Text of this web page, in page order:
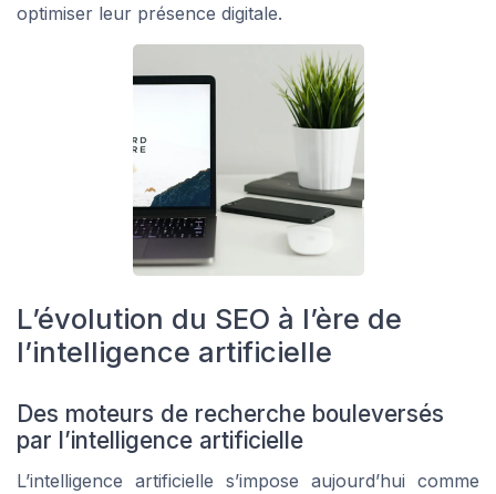
optimiser leur présence digitale.
L’évolution du SEO à l’ère de
l’intelligence artificielle
Des moteurs de recherche bouleversés
par l’intelligence artificielle
L’intelligence artificielle s’impose aujourd’hui comme